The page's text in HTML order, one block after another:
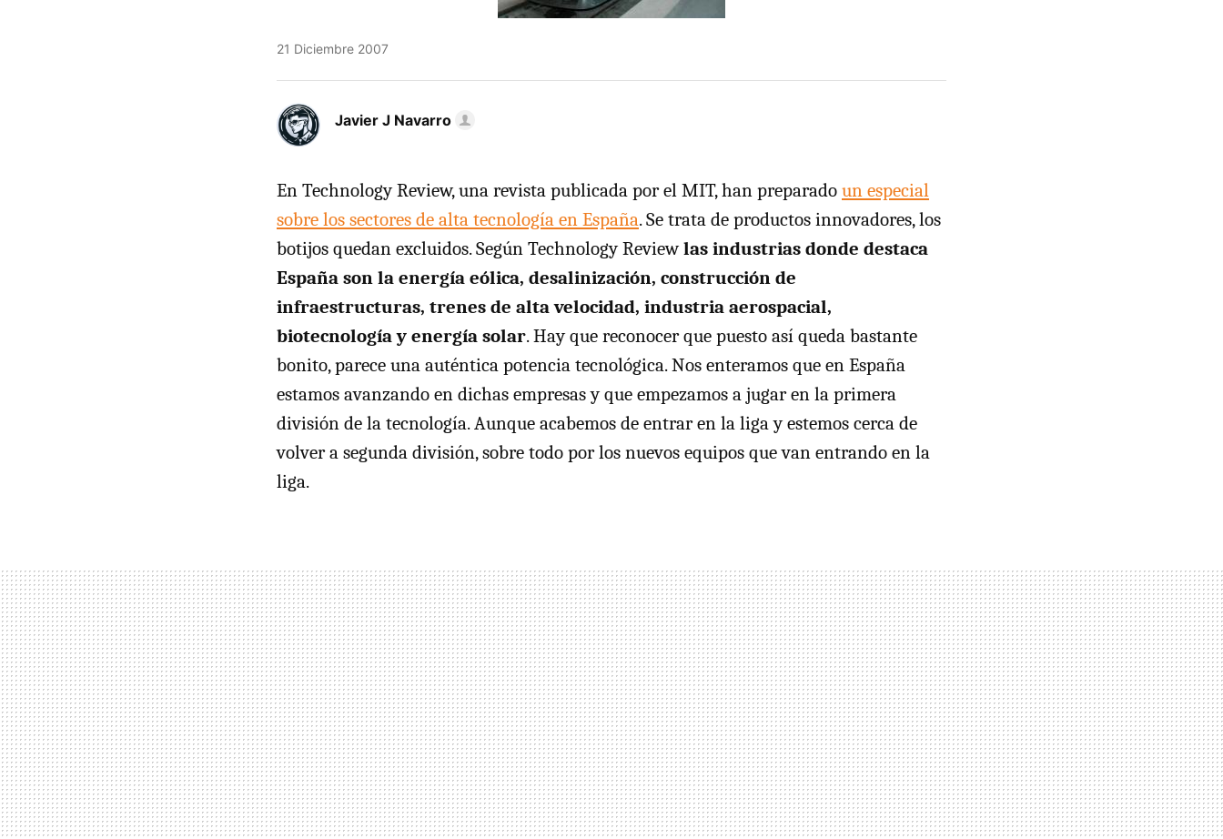
21 Diciembre 2007
Javier J Navarro
En Technology Review, una revista publicada por el MIT, han preparado un especial
sobre los sectores de alta tecnología en España. Se trata de productos innovadores, los
botijos quedan excluidos. Según Technology Reviewlas industrias donde destaca
España son la energía eólica, desalinización, construcción de
infraestructuras, trenes de alta velocidad, industria aerospacial,
biotecnología y energía solar. Hay que reconocer que puesto así queda bastante
bonito, parece una auténtica potencia tecnológica. Nos enteramos que en España
estamos avanzando en dichas empresas y que empezamos a jugar en la primera
división de la tecnología. Aunque acabemos de entrar en la liga y estemos cerca de
volver a segunda división, sobre todo por los nuevos equipos que van entrando en la
liga.